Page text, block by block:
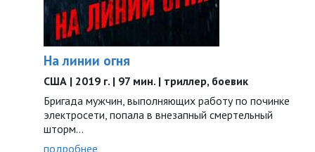
На линии огня
США | 2019 г. | 97 мин. | триллер, боевик
Бригада мужчин, выполняющих работу по починке
электросети, попала в внезапный смертельный
шторм…
подробнее